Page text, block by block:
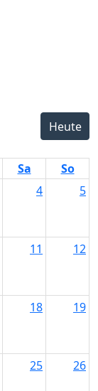
Heute
Sa
So
4 5
11 12
18 19
25 26